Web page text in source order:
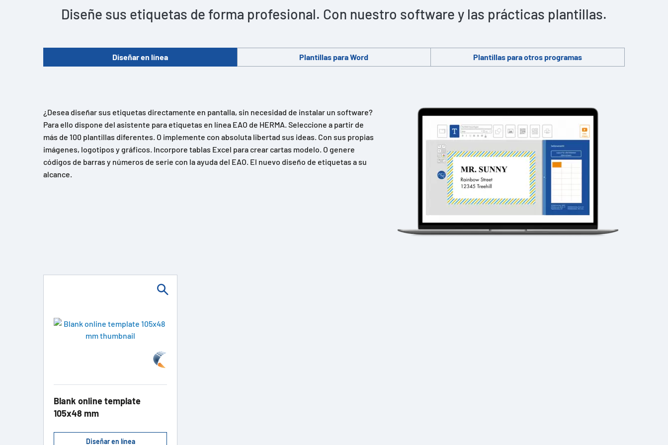
Diseñe sus etiquetas de forma profesional. Con nuestro software y las prácticas plantillas.
Diseñar en línea Plantillas para Word Plantillas para otros programas
¿Desea diseñar sus etiquetas directamente en pantalla, sin necesidad de instalar un software?
Para ello dispone del asistente para etiquetas en línea EAO de HERMA. Seleccione a partir de
más de 100 plantillas diferentes. O implemente con absoluta libertad sus ideas. Con sus propias
imágenes, logotipos y gráficos. Incorpore tablas Excel para crear cartas modelo. O genere
códigos de barras y números de serie con la ayuda del EAO. El nuevo diseño de etiquetas a su
alcance.
Blank online template
105x48 mm
Diseñar en línea